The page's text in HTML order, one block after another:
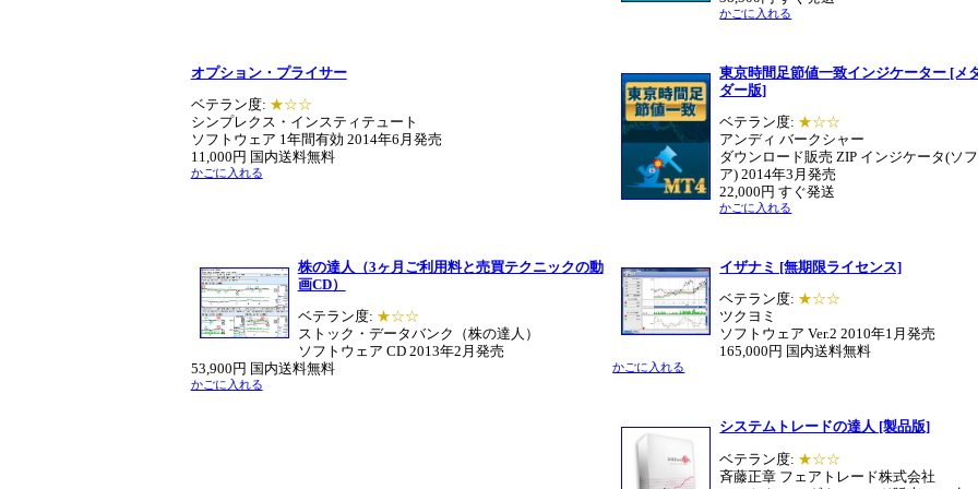
かごに入れる
オプション・プライサー
ベテラン度: ★☆☆
シンプレクス・インスティテュート
ソフトウェア 1年間有効 2014年6月発売
11,000円 国内送料無料
かごに入れる
東京時間足節値一致インジケーター [メ
ダー版]
ベテラン度: ★☆☆
アンディ バークシャー
ダウンロード販売 ZIP インジケータ(ソ
ア) 2014年3月発売
22,000円 すぐ発送
かごに入れる
株の達人（3ヶ月ご利用料と売買テクニックの動
画CD）
ベテラン度: ★☆☆
ストック・データバンク（株の達人）
ソフトウェア CD2013年2月発売
53,900円 国内送料無料
かごに入れる
イザナミ [無期限ライセンス]
ベテラン度: ★☆☆
ツクヨミ
ソフトウェア Ver.2 2010年1月発売
165,000円 国内送料無料
かごに入れる
システムトレードの達人 [製品版]
ベテラン度: ★☆☆
斉藤正章 フェアトレード株式会社